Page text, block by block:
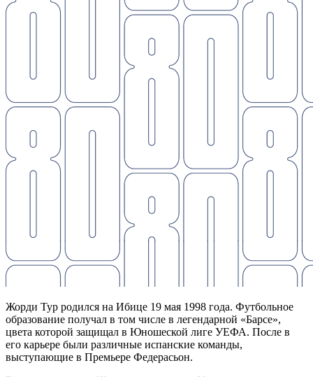
Жорди Тур родился на Ибице 19 мая 1998 года. Футбольное
образование получал в том числе в легендарной «Барсе»,
цвета которой защищал в Юношеской лиге УЕФА. После в
его карьере были различные испанские команды,
выступающие в Премьере Федерасьон.